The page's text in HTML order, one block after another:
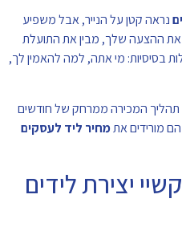
נראה קטן על הנייר, אבל משפיע
את ההצעה שלך, מבין את התועלת
בסיסיות: מי אתה, למה להאמין לך,
המכירה ממרחק של חודשים
מורידים אתמחיר ליד לעסקים
יצירת לידים